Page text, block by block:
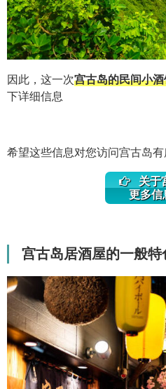
因此，这一次宫古岛的民间小
下详细信息
希望这些信息对您访问宫古岛有
关于
更多信
宫古岛居酒屋的一般特